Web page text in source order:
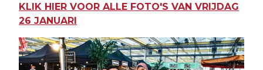
KLIK HIER VOOR ALLE FOTO'S VAN VRIJDAG
26 JANUARI